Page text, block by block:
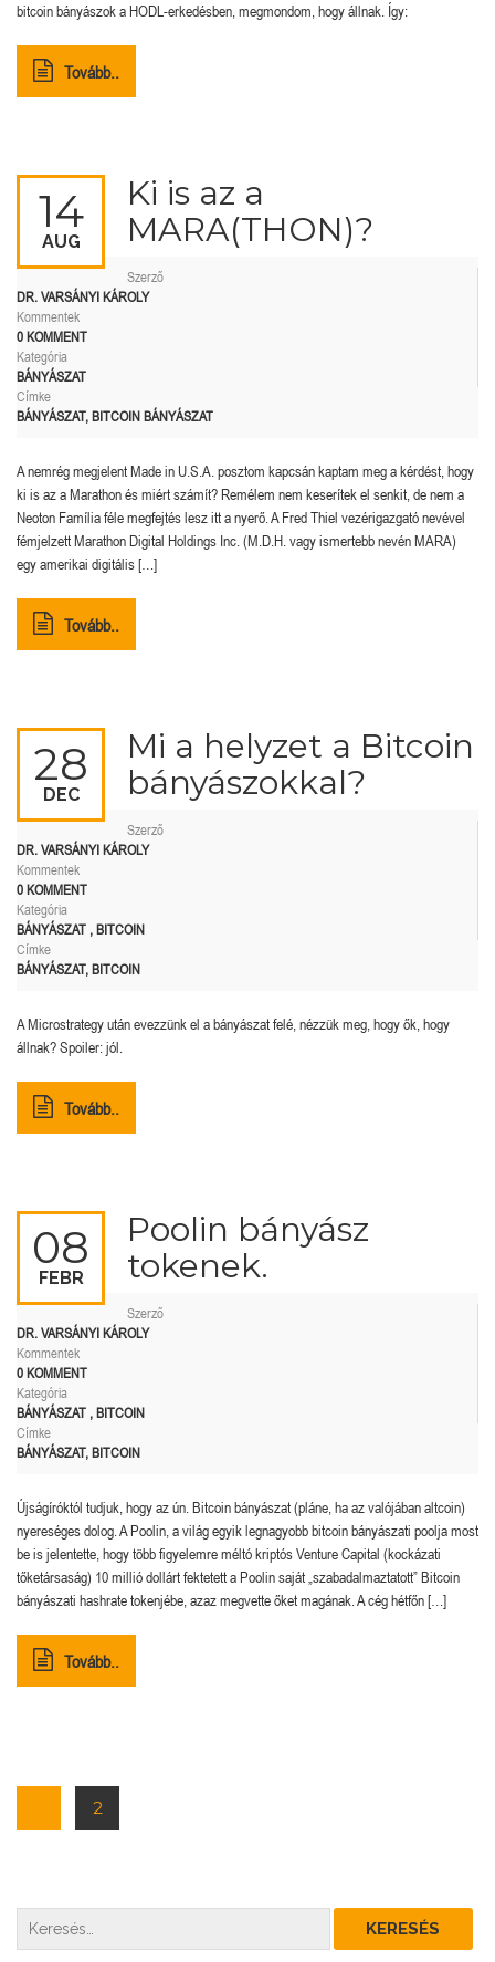
bitcoin bányászok a HODL-erkedésben, megmondom, hogy állnak. Így:
Tovább..
14
AUG
Ki is az a
MARA(THON)?
Szerző
DR. VARSÁNYI KÁROLY
Kommentek
0 KOMMENT
Kategória
BÁNYÁSZAT
Címke
BÁNYÁSZAT, BITCOIN BÁNYÁSZAT
A nemrég megjelent Made in U.S.A. posztom kapcsán kaptam meg a kérdést, hogy
ki is az a Marathon és miért számít? Remélem nem keserítek el senkit, de nem a
Neoton Família féle megfejtés lesz itt a nyerő. A Fred Thiel vezérigazgató nevével
fémjelzett Marathon Digital Holdings Inc. (M.D.H. vagy ismertebb nevén MARA)
egy amerikai digitális […]
Tovább..
28
DEC
Mi a helyzet a Bitcoin
bányászokkal?
Szerző
DR. VARSÁNYI KÁROLY
Kommentek
0 KOMMENT
Kategória
BÁNYÁSZAT , BITCOIN
Címke
BÁNYÁSZAT, BITCOIN
A Microstrategy után evezzünk el a bányászat felé, nézzük meg, hogy ők, hogy
állnak? Spoiler: jól.
Tovább..
08
FEBR
Poolin bányász
tokenek.
Szerző
DR. VARSÁNYI KÁROLY
Kommentek
0 KOMMENT
Kategória
BÁNYÁSZAT , BITCOIN
Címke
BÁNYÁSZAT, BITCOIN
Újságíróktól tudjuk, hogy az ún. Bitcoin bányászat (pláne, ha az valójában altcoin)
nyereséges dolog. A Poolin, a világ egyik legnagyobb bitcoin bányászati ​​poolja most
be is jelentette, hogy több figyelemre méltó kriptós Venture Capital (kockázati
tőketársaság) 10 millió dollárt fektetett a Poolin saját „szabadalmaztatott” Bitcoin
bányászati hashrate tokenjébe, azaz megvette őket magának. A cég hétfőn […]
Tovább..
2